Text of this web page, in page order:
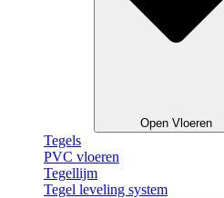
Open Vloeren
Tegels
PVC vloeren
Tegellijm
Tegel leveling system